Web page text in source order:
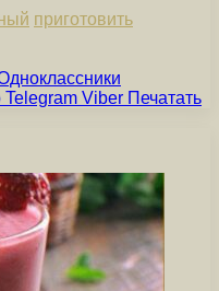
приготовить
Telegram Viber Печатать